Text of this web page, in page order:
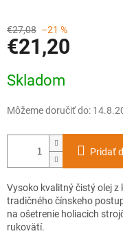
€27,08 –21 %
€21,20
cena:
Skladom
Môžeme doručiť do:
Pridať
Vysoko kvalitný čistý olej z
tradičného čínskeho
na ošetrenie holiacich
rukovätí.